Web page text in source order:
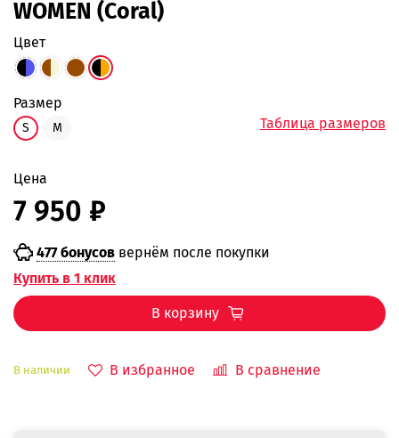
WOMEN (Coral)
В наличии В избранное В сравнение
цвет
размер
S M Таблица размеров
Цена
7 950 ₽
477 бонусов вернём после покупки
Купить в 1 клик
В корзину